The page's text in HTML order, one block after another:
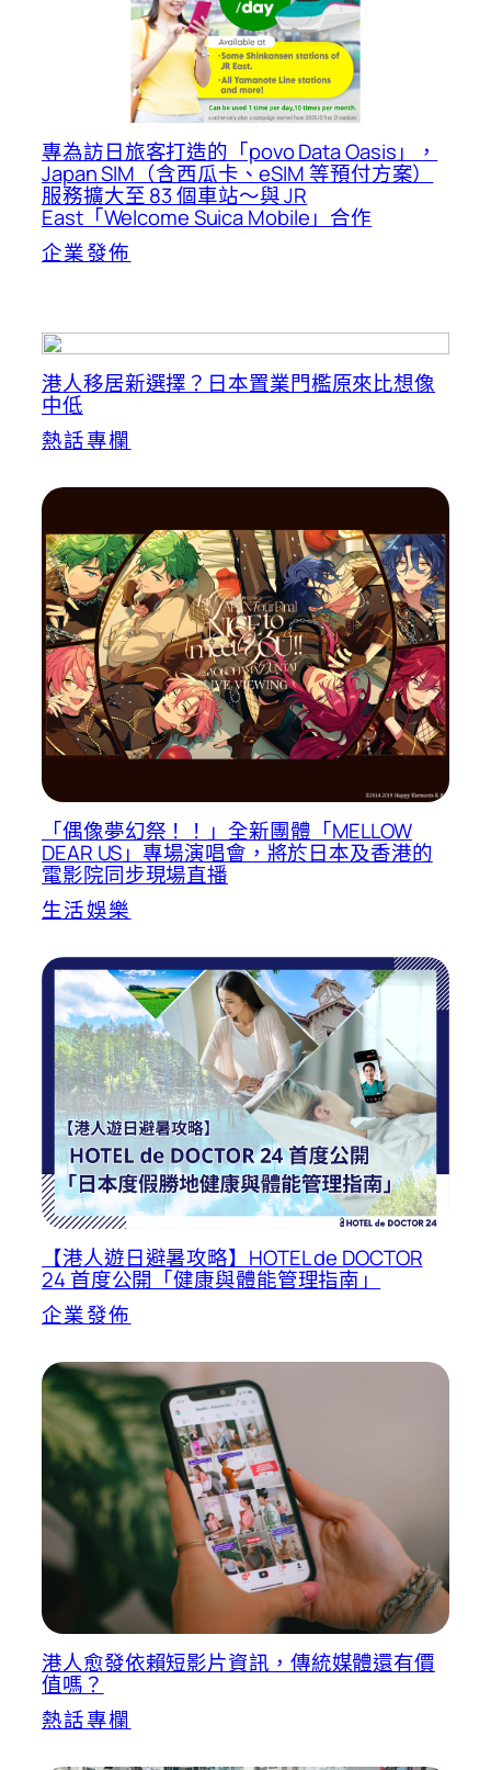
專為訪日旅客打造的「povo Data Oasis」，
Japan SIM（含西瓜卡、eSIM 等預付方案）
服務擴大至 83 個車站～與 JR
East「Welcome Suica Mobile」合作
企業發佈
港人移居新選擇？日本置業門檻原來比想像
中低
熱話專欄
「偶像夢幻祭！！」全新團體「MELLOW
DEAR US」專場演唱會，將於日本及香港的
電影院同步現場直播
生活娛樂
【港人遊日避暑攻略】HOTEL de DOCTOR
24 首度公開「健康與體能管理指南」
企業發佈
港人愈發依賴短影片資訊，傳統媒體還有價
值嗎？
熱話專欄